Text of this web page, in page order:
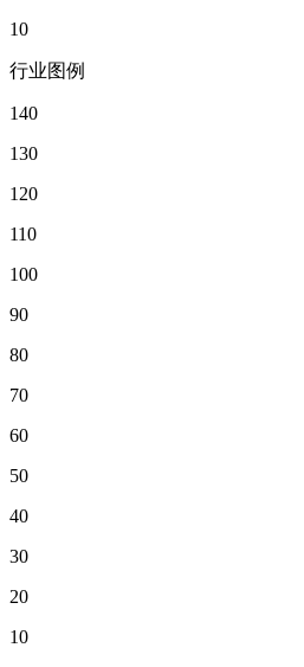
10
行业图例
140
130
120
110
100
90
80
70
60
50
40
30
20
10